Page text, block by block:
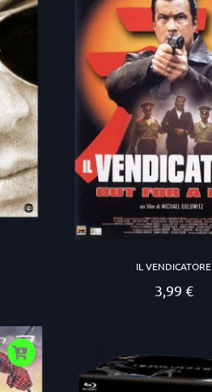
IL VENDICATORE
Prezzo
3,99 €